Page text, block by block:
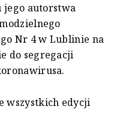
jego autorstwa
Nr 4 w Lublinie na
do segregacji
wszystkich edycji